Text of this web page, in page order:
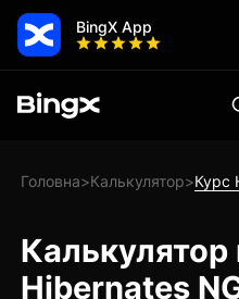
BingX App
Головна>Калькулятор>Курс
Калькулятор
Hibernates